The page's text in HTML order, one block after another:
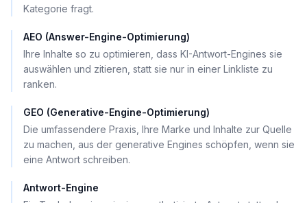
Kategorie fragt.
AEO (Answer-Engine-Optimierung)
Ihre Inhalte so zu optimieren, dass KI-Antwort-Engines sie
auswählen und zitieren, statt sie nur in einer Linkliste zu
ranken.
GEO (Generative-Engine-Optimierung)
Die umfassendere Praxis, Ihre Marke und Inhalte zur Quelle
zu machen, aus der generative Engines schöpfen, wenn sie
eine Antwort schreiben.
Antwort-Engine